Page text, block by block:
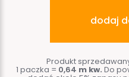
dodaj
Produkt
1 paczka = 0,64 m kw. Do